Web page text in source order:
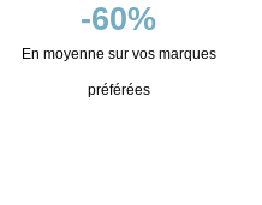
-60%
En moyenne sur vos marques
préférées